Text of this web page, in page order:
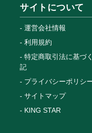
サイトについて
運営会社情報
利用規約
特定商取引法に基づ
記
プライバシーポリシ
サイトマップ
KING STAR